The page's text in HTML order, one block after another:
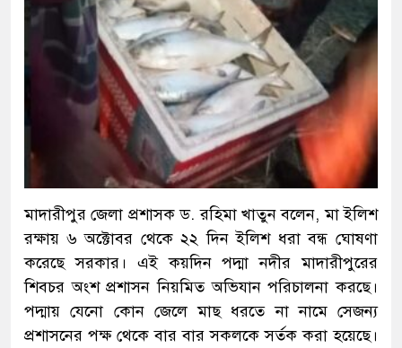
মাদারীপুর জেলা প্রশাসক ড. রহিমা খাতুন বলেন, মা ইলিশ
রক্ষায় ৬ অক্টোবর থেকে ২২ দিন ইলিশ ধরা বন্ধ ঘোষণা
করেছে সরকার। এই কয়দিন পদ্মা নদীর মাদারীপুরের
শিবচর অংশ প্রশাসন নিয়মিত অভিযান পরিচালনা করছে।
পদ্মায় যেনো কোন জেলে মাছ ধরতে না নামে সেজন্য
প্রশাসনের পক্ষ থেকে বার বার সকলকে সর্তক করা হয়েছে।